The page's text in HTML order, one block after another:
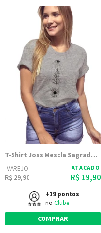
T-Shirt Joss Mescla Sagrado Coracao
VAREJO
R$ 29,90
ATACADO
R$ 19,90
+19 pontos
no Clube
COMPRAR